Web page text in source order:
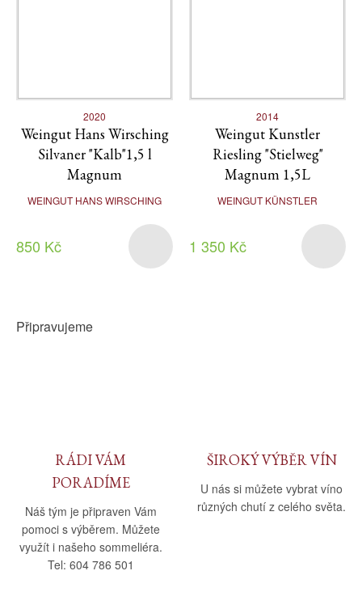
2020
Weingut Hans Wirsching
Silvaner "Kalb"1,5 l
Magnum
WEINGUT HANS WIRSCHING
850 Kč
2014
Weingut Kunstler
Riesling "Stielweg"
Magnum 1,5L
WEINGUT KÜNSTLER
1 350 Kč
Připravujeme
RÁDI VÁM
PORADÍME
Náš tým je připraven Vám
pomoci s výběrem. Můžete
využít i našeho sommeliéra.
Tel: 604 786 501
ŠIROKÝ VÝBĚR VÍN
U nás si můžete vybrat víno
různých chutí z celého světa.